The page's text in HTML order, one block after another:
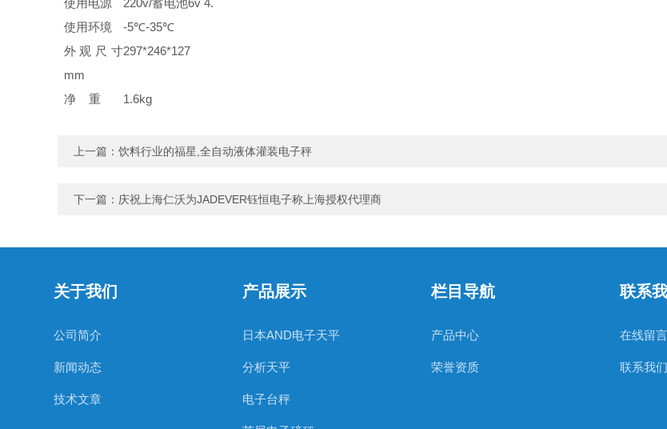
使用电源
220v/蓄电池6v 4.
使用环境
-5℃-35℃
外观尺寸
mm
297*246*127
净 重 1.6kg
上一篇： 饮料行业的福星,全自动液体灌装电子秤
下一篇： 庆祝上海仁沃为JADEVER钰恒电子称上海授权代理商
关于我们
公司简介
新闻动态
技术文章
产品展示
日本AND电子天平
分析天平
电子台秤
栏目导航
产品中心
荣誉资质
联系
在线留言
联系我们